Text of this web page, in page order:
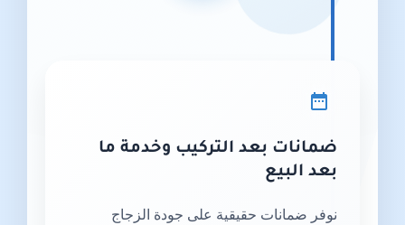
ضمانات بعد التركيب وخدمة ما
بعد البيع
نوفر ضمانات حقيقية على جودة الزجاج